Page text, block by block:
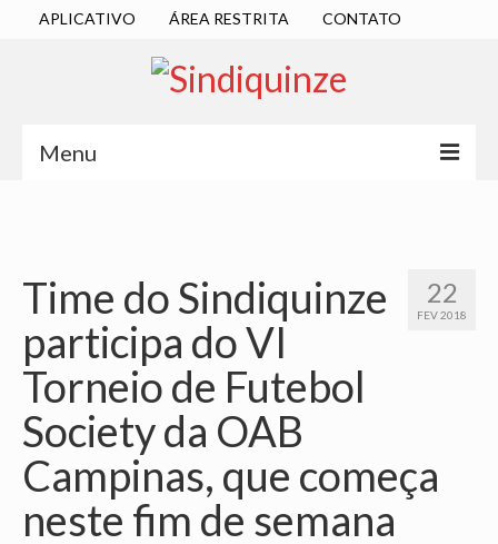
APLICATIVO ÁREA RESTRITA CONTATO
Menu
DIRETORIA EXECUTIVA
ESTATUTO
ATAS
LOCALIZAÇÃO
QUEM SOMOS
NOSSA HISTÓRIA
22
FEV 2018
Time do Sindiquinze
participa do VI
Torneio de Futebol
Society da OAB
Campinas, que começa
neste fim de semana